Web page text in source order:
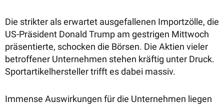
Die strikter als erwartet ausgefallenen Importzölle, die
US-Präsident Donald Trump am gestrigen Mittwoch
präsentierte, schocken die Börsen. Die Aktien vieler
betroffener Unternehmen stehen kräftig unter Druck.
Sportartikelhersteller trifft es dabei massiv.
Immense Auswirkungen für die Unternehmen liegen